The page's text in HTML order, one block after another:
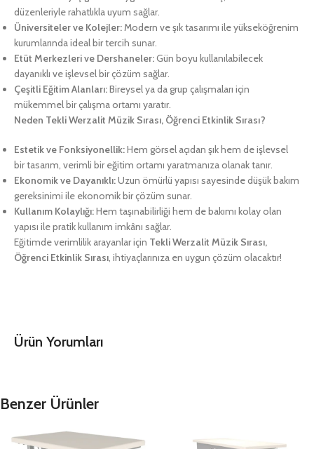
düzenleriyle rahatlıkla uyum sağlar.
Üniversiteler ve Kolejler:Modern ve şık tasarımı ile yükseköğrenim
kurumlarında ideal bir tercih sunar.
Etüt Merkezleri ve Dershaneler:Gün boyu kullanılabilecek
dayanıklı ve işlevsel bir çözüm sağlar.
Çeşitli Eğitim Alanları:Bireysel ya da grup çalışmaları için
mükemmel bir çalışma ortamı yaratır.
Neden Tekli Werzalit Müzik Sırası, Öğrenci Etkinlik Sırası?
Estetik ve Fonksiyonellik:Hem görsel açıdan şık hem de işlevsel
bir tasarım, verimli bir eğitim ortamı yaratmanıza olanak tanır.
Ekonomik ve Dayanıklı:Uzun ömürlü yapısı sayesinde düşük bakım
gereksinimi ile ekonomik bir çözüm sunar.
Kullanım Kolaylığı:Hem taşınabilirliği hem de bakımı kolay olan
yapısı ile pratik kullanım imkânı sağlar.
Eğitimde verimlilik arayanlar için Tekli Werzalit Müzik Sırası,
Öğrenci Etkinlik Sırası, ihtiyaçlarınıza en uygun çözüm olacaktır!
Ürün Yorumları
Benzer Ürünler